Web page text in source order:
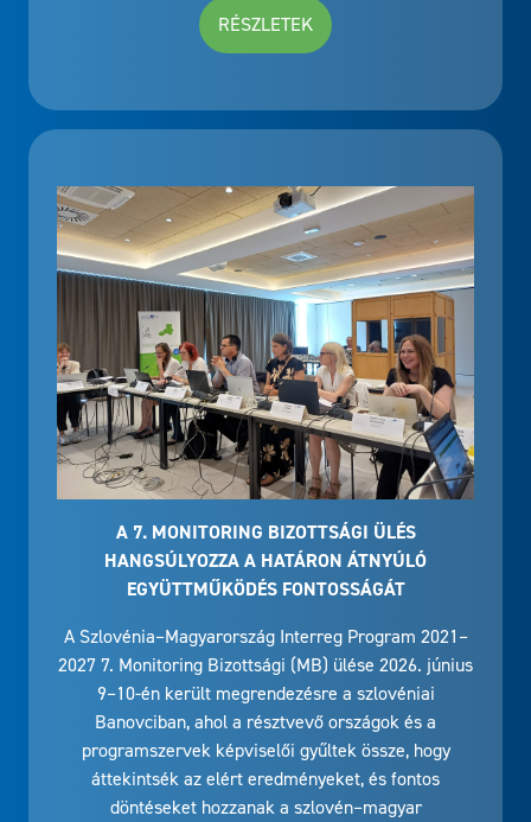
RÉSZLETEK
A 7. MONITORING BIZOTTSÁGI ÜLÉS
HANGSÚLYOZZA A HATÁRON ÁTNYÚLÓ
EGYÜTTMŰKÖDÉS FONTOSSÁGÁT
A Szlovénia–Magyarország Interreg Program 2021–
2027 7. Monitoring Bizottsági (MB) ülése 2026. június
9–10-én került megrendezésre a szlovéniai
Banovciban, ahol a résztvevő országok és a
programszervek képviselői gyűltek össze, hogy
áttekintsék az elért eredményeket, és fontos
döntéseket hozzanak a szlovén–magyar